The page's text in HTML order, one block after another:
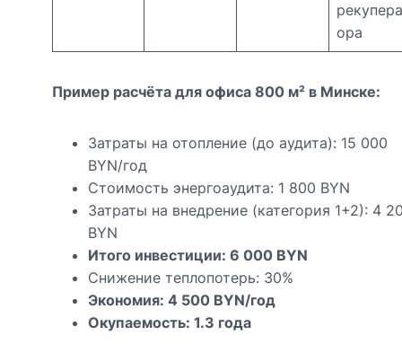
ора
Пример расчёта для офиса 800 м² в Минске:
Затраты на отопление (до аудита): 15 000
BYN/год
Стоимость энергоаудита: 1 800 BYN
Затраты на внедрение (категория 1+2): 4
BYN
Итого инвестиции: 6 000 BYN
Снижение теплопотерь: 30%
Экономия: 4 500 BYN/год
Окупаемость: 1.3 года